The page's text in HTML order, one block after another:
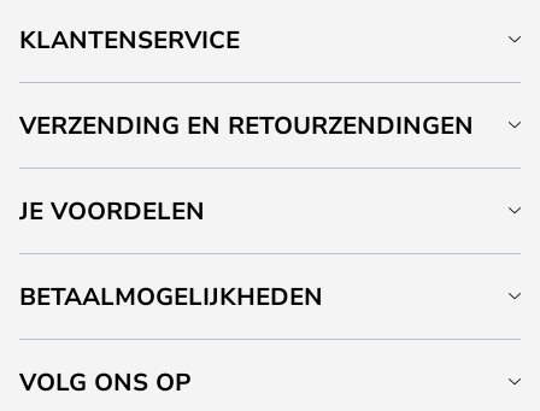
KLANTENSERVICE
VERZENDING EN RETOURZENDINGEN
JE VOORDELEN
BETAALMOGELIJKHEDEN
VOLG ONS OP